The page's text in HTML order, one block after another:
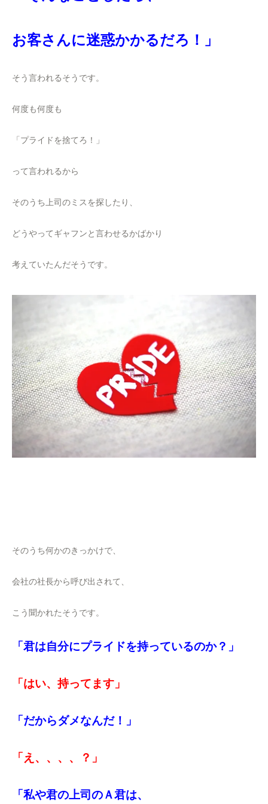
お客さんに迷惑かかるだろ！」
そう言われるそうです。
何度も何度も
「プライドを捨てろ！」
って言われるから
そのうち上司のミスを探したり、
どうやってギャフンと言わせるかばかり
考えていたんだそうです。
そのうち何かのきっかけで、
会社の社長から呼び出されて、
こう聞かれたそうです。
「君は自分にプライドを持っているのか？」
「はい、持ってます」
「だからダメなんだ！」
「え、、、、？」
「私や君の上司のＡ君は、